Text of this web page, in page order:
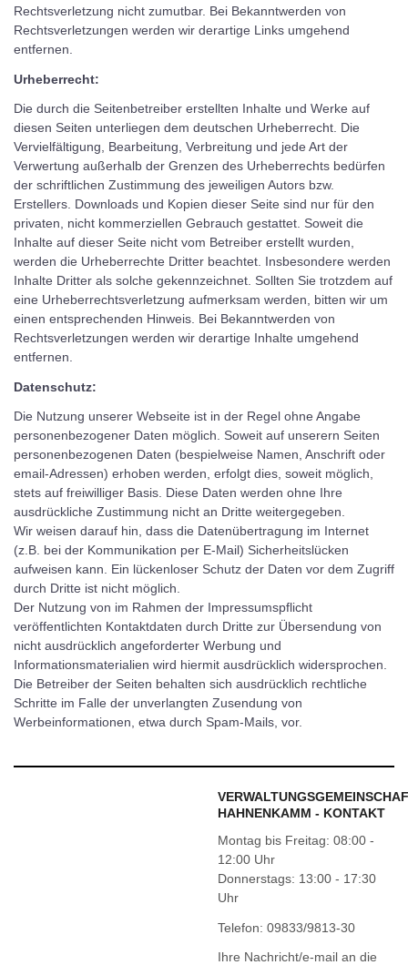
Rechtsverletzung nicht zumutbar. Bei Bekanntwerden von
Rechtsverletzungen werden wir derartige Links umgehend
entfernen.
Urheberrecht:
Die durch die Seitenbetreiber erstellten Inhalte und Werke auf
diesen Seiten unterliegen dem deutschen Urheberrecht. Die
Vervielfältigung, Bearbeitung, Verbreitung und jede Art der
Verwertung außerhalb der Grenzen des Urheberrechts bedürfen
der schriftlichen Zustimmung des jeweiligen Autors bzw.
Erstellers. Downloads und Kopien dieser Seite sind nur für den
privaten, nicht kommerziellen Gebrauch gestattet. Soweit die
Inhalte auf dieser Seite nicht vom Betreiber erstellt wurden,
werden die Urheberrechte Dritter beachtet. Insbesondere werden
Inhalte Dritter als solche gekennzeichnet. Sollten Sie trotzdem auf
eine Urheberrechtsverletzung aufmerksam werden, bitten wir um
einen entsprechenden Hinweis. Bei Bekanntwerden von
Rechtsverletzungen werden wir derartige Inhalte umgehend
entfernen.
Datenschutz:
Die Nutzung unserer Webseite ist in der Regel ohne Angabe
personenbezogener Daten möglich. Soweit auf unserern Seiten
personenbezogenen Daten (bespielweise Namen, Anschrift oder
email-Adressen) erhoben werden, erfolgt dies, soweit möglich,
stets auf freiwilliger Basis. Diese Daten werden ohne Ihre
ausdrückliche Zustimmung nicht an Dritte weitergegeben.
Wir weisen darauf hin, dass die Datenübertragung im Internet
(z.B. bei der Kommunikation per E-Mail) Sicherheitslücken
aufweisen kann. Ein lückenloser Schutz der Daten vor dem Zugriff
durch Dritte ist nicht möglich.
Der Nutzung von im Rahmen der Impressumspflicht
veröffentlichten Kontaktdaten durch Dritte zur Übersendung von
nicht ausdrücklich angeforderter Werbung und
Informationsmaterialien wird hiermit ausdrücklich widersprochen.
Die Betreiber der Seiten behalten sich ausdrücklich rechtliche
Schritte im Falle der unverlangten Zusendung von
Werbeinformationen, etwa durch Spam-Mails, vor.
HAHNENKAMM - KONTAKT
Montag bis Freitag: 08:00 -
12:00 Uhr
Donnerstags: 13:00 - 17:30
Uhr
Telefon: 09833/9813-30
Ihre Nachricht/e-mail an die